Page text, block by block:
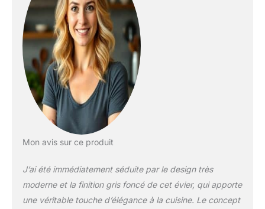
besoins, améliorant
grandement votre
efficacité au travail.
【Évier de Cuisine de
qualité supérieure】cet
évier de cuisine en acier
inoxydable 304 dispose
d'une excellente
résistance à la corrosion
humides, conserve son
prolonge la durée de vie
de l'évier. Sa surface est
Mon avis sur ce produit
J’ai été immédiatement séduite par le design très
moderne et la finition gris foncé de cet évier, qui apporte
une véritable touche d’élégance à la cuisine. Le concept